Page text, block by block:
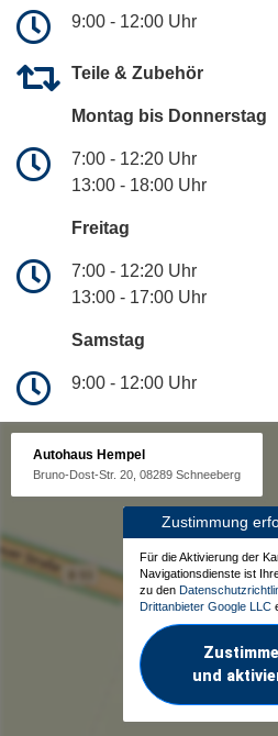
9:00 - 12:00 Uhr
Teile & Zubehör
Montag bis Donnerstag
7:00 - 12:20 Uhr
13:00 - 18:00 Uhr
Freitag
7:00 - 12:20 Uhr
13:00 - 17:00 Uhr
Samstag
9:00 - 12:00 Uhr
Autohaus Hempel
Bruno-Dost-Str. 20, 08289 Schneeberg
Zustimmung
Für die Aktivierung der
Navigationsdienste ist
zu den
Drittanbieter Google LLC
und